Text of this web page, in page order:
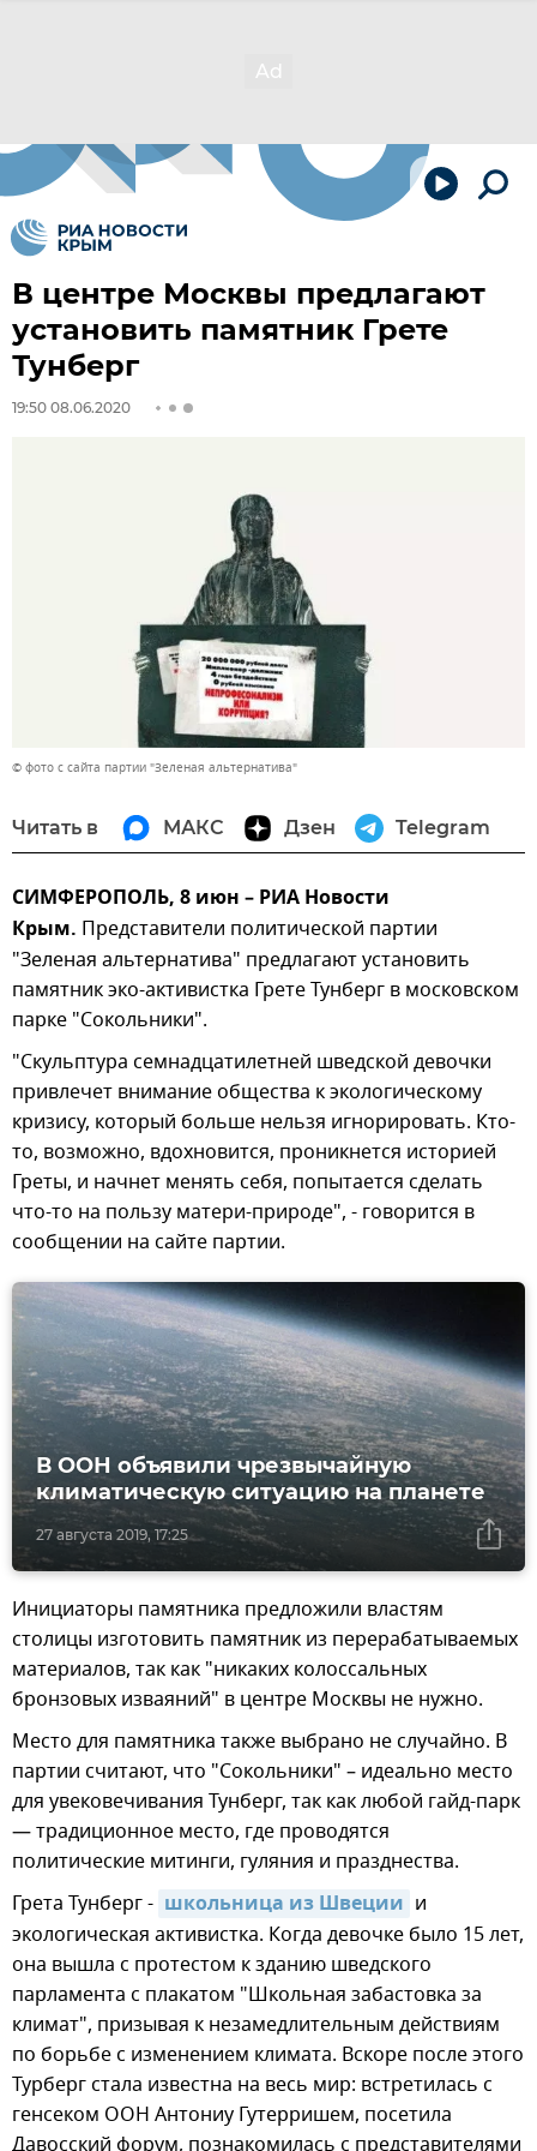
В центре Москвы предлагают
установить памятник Грете
Тунберг
19:50 08.06.2020
© фото с сайта партии "Зеленая альтернатива"
Читать в МАКС Дзен Telegram
СИМФЕРОПОЛЬ, 8 июн – РИА Новости
Крым. Представители политической партии
"Зеленая альтернатива" предлагают установить
памятник эко-активистка Грете Тунберг в московском
парке "Сокольники".
"Скульптура семнадцатилетней шведской девочки
привлечет внимание общества к экологическому
кризису, который больше нельзя игнорировать. Кто-
то, возможно, вдохновится, проникнется историей
Греты, и начнет менять себя, попытается сделать
что-то на пользу матери-природе", - говорится в
сообщении на сайте партии.
27 августа 2019, 17:25
В ООН объявили чрезвычайную
климатическую ситуацию на планете
Инициаторы памятника предложили властям
столицы изготовить памятник из перерабатываемых
материалов, так как "никаких колоссальных
бронзовых изваяний" в центре Москвы не нужно.
Место для памятника также выбрано не случайно. В
партии считают, что "Сокольники" – идеально место
для увековечивания Тунберг, так как любой гайд-парк
— традиционное место, где проводятся
политические митинги, гуляния и празднества.
Грета Тунберг - школьница из Швеции и
экологическая активистка. Когда девочке было 15 лет,
она вышла с протестом к зданию шведского
парламента с плакатом "Школьная забастовка за
климат", призывая к незамедлительным действиям
по борьбе с изменением климата. Вскоре после этого
Турберг стала известна на весь мир: встретилась с
генсеком ООН Антониу Гутерришем, посетила
Давосский форум, познакомилась с представителями